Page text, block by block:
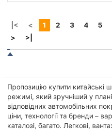
|< < 1 2 3 4 5
>
>|
Пропозицію купити
режимі, який зручніший у
відповідних автомобільних
ціни, технології та бренди –
каталозі, багато. Легкові,